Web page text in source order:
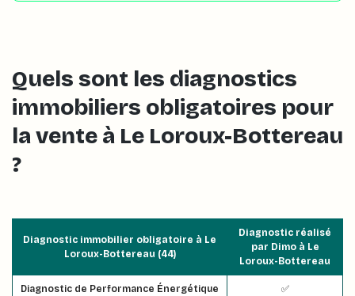
Quels sont les diagnostics
immobiliers obligatoires pour
la vente à Le Loroux-Bottereau
?
Diagnostic immobilier obligatoire à Le
Loroux-Bottereau (44)
Diagnostic réalisé
par Dimo à Le
Loroux-Bottereau
Diagnostic de Performance Énergétique ✅